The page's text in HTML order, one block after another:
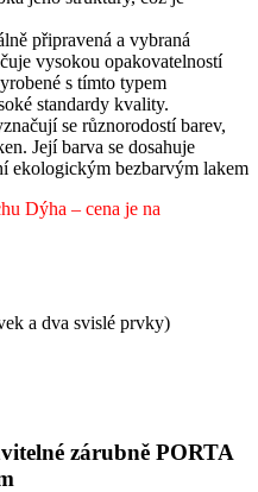
připravená a vybraná
vysokou opakovatelností
s tímto typem
standardy kvality.
se různorodostí barev,
Její barva se dosahuje
ekologickým bezbarvým lakem
Dýha – cena je na
a dva svislé prvky)
zárubně PORTA